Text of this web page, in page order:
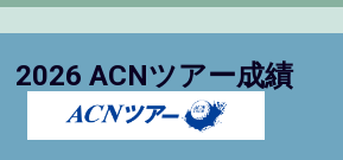
2026 ACNツアー成績